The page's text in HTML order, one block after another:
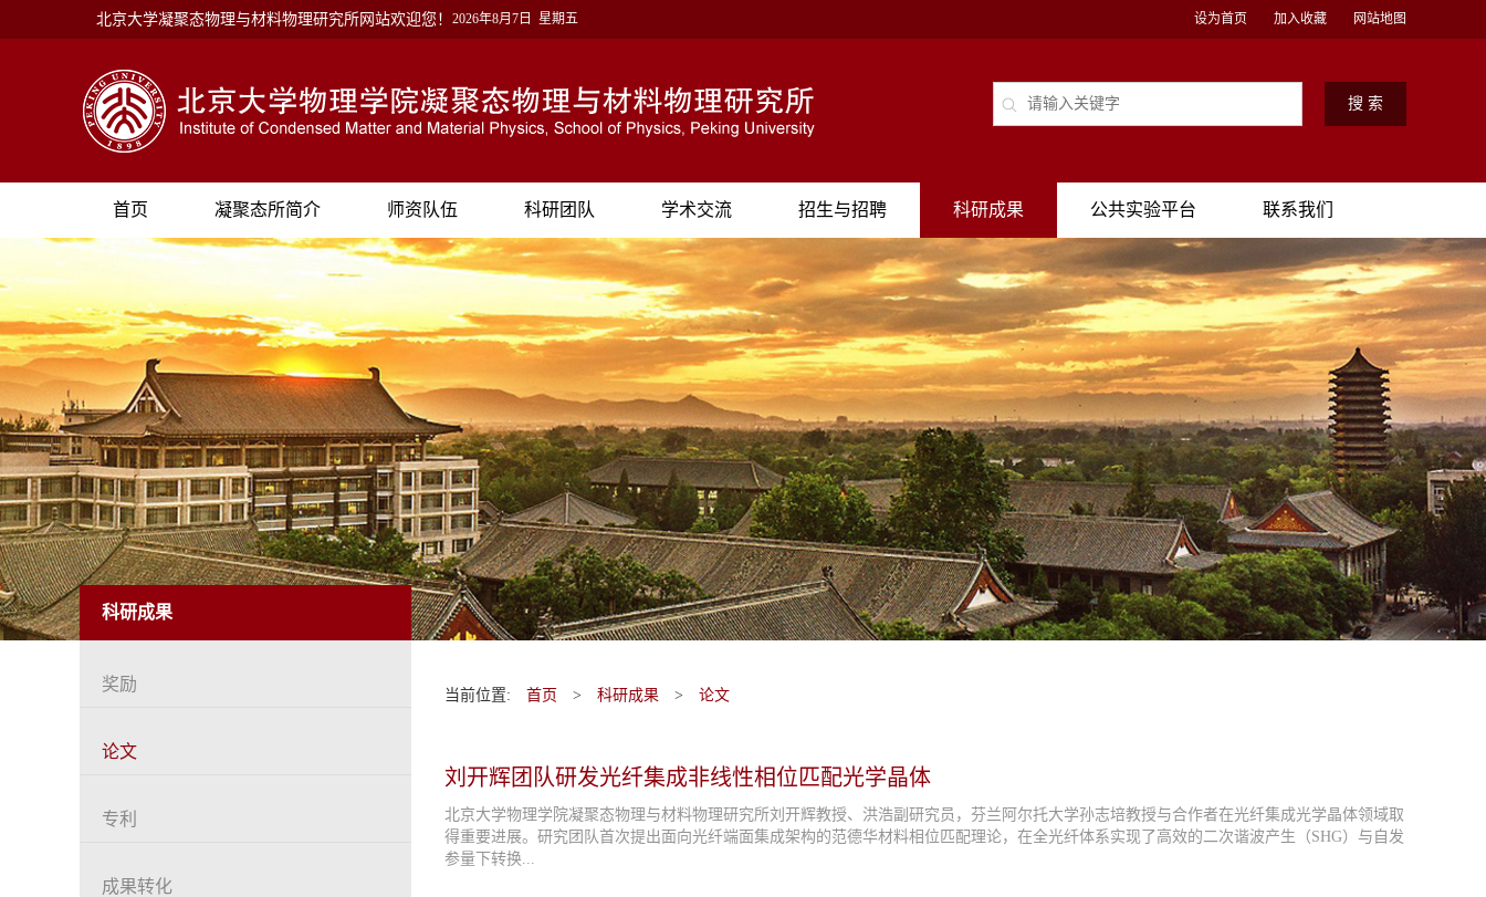
北京大学凝聚态物理与材料物理研究所网站欢迎您！ 2026年8月7日 星期五 设为首页 加入收藏 网站地图
首页 凝聚态所简介 师资队伍 科研团队 学术交流 招生与招聘 科研成果 公共实验平台 联系我们
科研成果
奖励
论文
专利
成果转化
当前位置: 首页 > 科研成果 > 论文
刘开辉团队研发光纤集成非线性相位匹配光学晶体
北京大学物理学院凝聚态物理与材料物理研究所刘开辉教授、洪浩副研究员，芬兰阿尔托大学孙志培教授与合作者在光纤集成光学晶体领域取
得重要进展。研究团队首次提出面向光纤端面集成架构的范德华材料相位匹配理论，在全光纤体系实现了高效的二次谐波产生（SHG）与自发
参量下转换...